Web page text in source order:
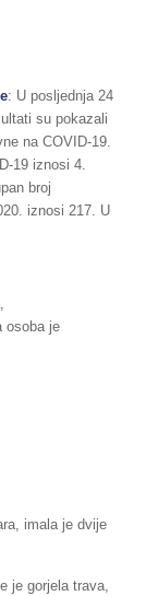
: U posljednja 24
su pokazali
na COVID-19.
19 iznosi 4.
broj
iznosi 217. U
osoba je
imala je dvije
je gorjela trava,